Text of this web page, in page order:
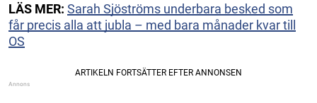
LÄS MER: Sarah Sjöströms underbara besked som
får precis alla att jubla – med bara månader kvar till
OS